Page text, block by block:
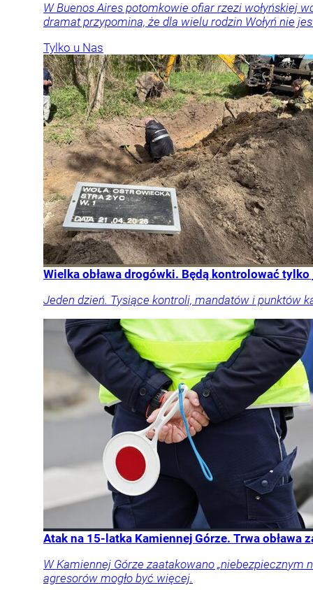
W Buenos Aires potomkowie ofiar rzezi wołyńskiej
dramat przypomina, że dla wielu rodzin Wołyń nie
Tylko u Nas
Wielka obława drogówki. Będą kontrolować tylko
Jeden dzień. Tysiące kontroli, mandatów i punktów
Atak na 15-latka Kamiennej Górze. Trwa obława
W Kamiennej Górze zaatakowano „niebezpiecznym
agresorów mogło być więcej.